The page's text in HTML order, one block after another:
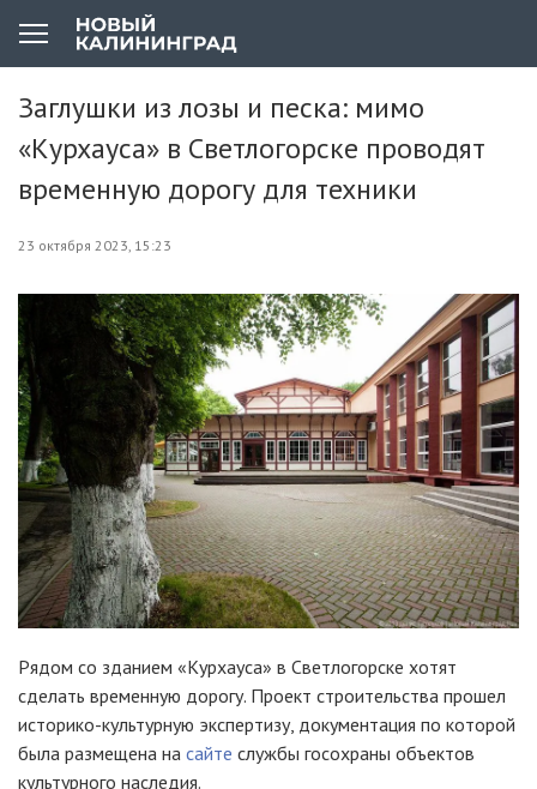
Заглушки из лозы и песка: мимо
«Курхауса» в Светлогорске проводят
временную дорогу для техники
23 октября 2023, 15:23
Рядом со зданием «Курхауса» в Светлогорске хотят
сделать временную дорогу. Проект строительства прошел
историко-культурную экспертизу, документация по которой
была размещена на сайте службы госохраны объектов
культурного наследия.